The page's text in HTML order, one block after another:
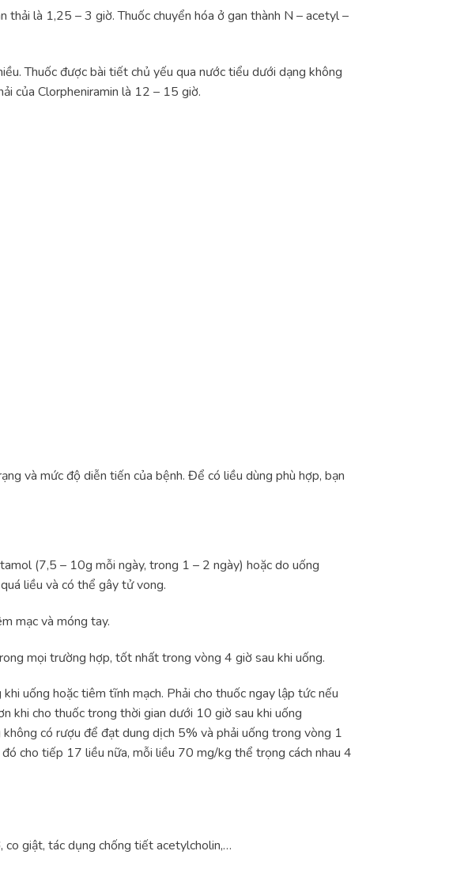
thải là 1,25 – 3 giờ. Thuốc chuyển hóa ở gan thành N – acetyl –
Thuốc được bài tiết chủ yếu qua nước tiểu dưới dạng không
của Clorpheniramin là 12 – 15 giờ.
và mức độ diễn tiến của bệnh. Để có liều dùng phù hợp, bạn
(7,5 – 10g mỗi ngày, trong 1 – 2 ngày) hoặc do uống
liều và có thể gây tử vong.
mạc và móng tay.
mọi trường hợp, tốt nhất trong vòng 4 giờ sau khi uống.
uống hoặc tiêm tĩnh mạch. Phải cho thuốc ngay lập tức nếu
khi cho thuốc trong thời gian dưới 10 giờ sau khi uống
có rượu để đạt dung dịch 5% và phải uống trong vòng 1
cho tiếp 17 liều nữa, mỗi liều 70 mg/kg thể trọng cách nhau 4
co giật, tác dụng chống tiết acetylcholin,…